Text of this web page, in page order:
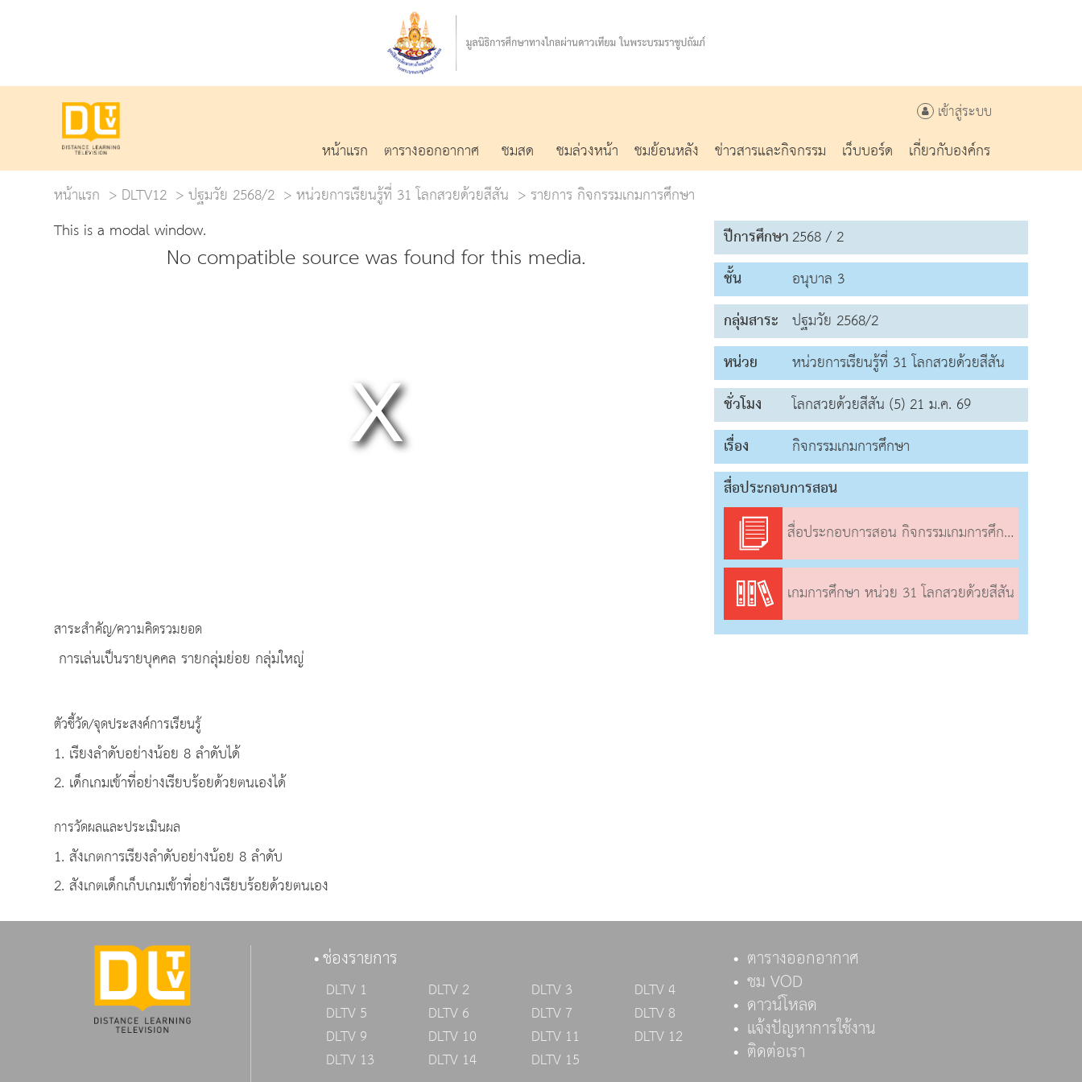
เข้าสู่ระบบ
หน้าแรก ตารางออกอากาศ ชมสด ชมล่วงหน้า ชมย้อนหลัง ข่าวสารและกิจกรรม เว็บบอร์ด
เกี่ยวกับองค์กร
หน้าแรก
DLTV12 ปฐมวัย 2568/2 หน่วยการเรียนรู้ที่ 31 โลกสวยด้วยสีสัน
รายการ กิจกรรมเกมการศึกษา
This is a modal window.
No compatible source was found for this media.
สาระสำคัญ/ความคิดรวมยอด
การเล่นเป็นรายบุคคล รายกลุ่มย่อย กลุ่มใหญ่
ตัวชี้วัด/จุดประสงค์การเรียนรู้
1. เรียงลำดับอย่างน้อย 8 ลำดับได้
2. เด็กเกมเข้าที่อย่างเรียบร้อยด้วยตนเองได้
การวัดผลและประเมินผล
1. สังเกตการเรียงลำดับอย่างน้อย 8 ลำดับ
2. สังเกตเด็กเก็บเกมเข้าที่อย่างเรียบร้อยด้วยตนเอง
ปีการศึกษา2568 / 2
ชั้น
อนุบาล 3
กลุ่มสาระ ปฐมวัย 2568/2
หน่วย
หน่วยการเรียนรู้ที่ 31 โลกสวยด้วยสีสัน
ชั่วโมง
โลกสวยด้วยสีสัน (5) 21 ม.ค. 69
เรื่อง
กิจกรรมเกมการศึกษา
สื่อประกอบการสอน
สื่อประกอบการสอน กิจกรรมเกมการศึกษา
เกมการศึกษา หน่วย 31 โลกสวยด้วยสีสัน
ช่องรายการ
DLTV 1 DLTV 2 DLTV 3
DLTV 4
DLTV 5
DLTV 6 DLTV 7
DLTV 8
DLTV 9
DLTV 10 DLTV 11
DLTV 12
DLTV 13
DLTV 14 DLTV 15
ตารางออกอากาศ
ชม VOD
ดาวน์โหลด
แจ้งปัญหาการใช้งาน
ติดต่อเรา